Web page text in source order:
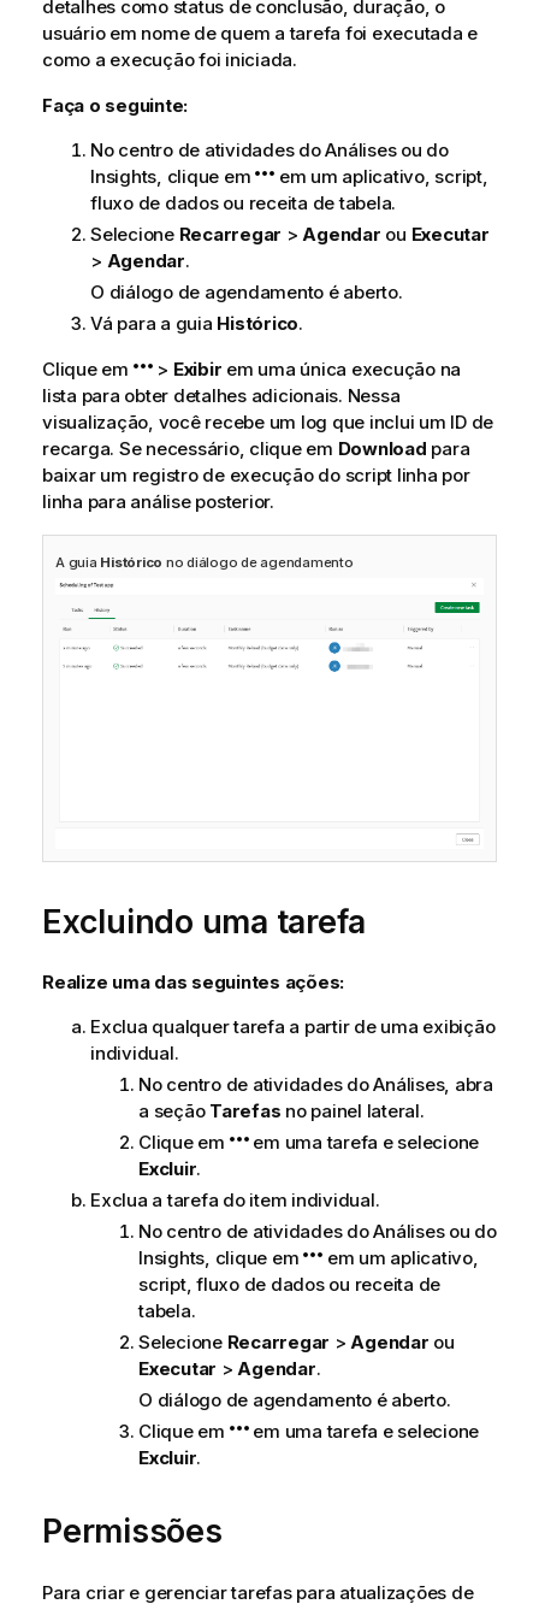
detalhes como status de conclusão, duração, o
usuário em nome de quem a tarefa foi executada e
como a execução foi iniciada.
Faça o seguinte:
No centro de atividades doAnálisesou do
Insights, clique em
em um aplicativo, script,
fluxo de dados ou receita de tabela.
Selecione Recarregar >Agendar ou Executar
> Agendar.
O diálogo de agendamento é aberto.
Vá para a guia Histórico.
Clique em
> Exibir em uma única execução na
lista para obter detalhes adicionais. Nessa
visualização, você recebe um log que inclui um ID de
recarga. Se necessário, clique em Download para
baixar um registro de execução do script linha por
linha para análise posterior.
A guia Histórico no diálogo de agendamento
Excluindo uma tarefa
Realize uma das seguintes ações:
Exclua qualquer tarefa a partir de uma exibição
individual.
No centro de atividades doAnálises, abra
a seção Tarefas no painel lateral.
Clique em
em uma tarefa e selecione
Excluir.
Exclua a tarefa do item individual.
No centro de atividades doAnálisesou do
Insights, clique em
em um aplicativo,
script, fluxo de dados ou receita de
tabela.
Selecione Recarregar >Agendar ou
Executar >Agendar.
O diálogo de agendamento é aberto.
Clique em
em uma tarefa e selecione
Excluir.
Permissões
Para criar e gerenciar tarefas para atualizações de